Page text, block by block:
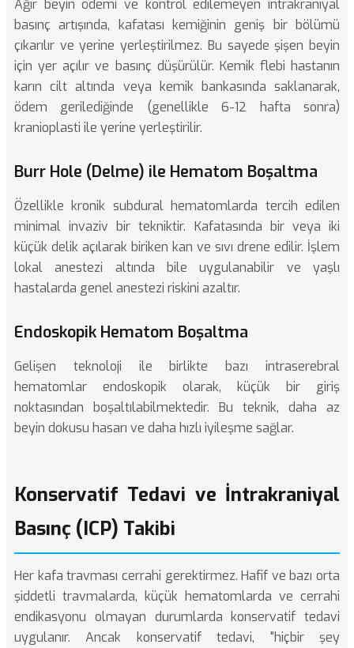
Ağır beyin ödemi ve kontrol edilemeyen intrakraniyal
basınç artışında, kafatası kemiğinin geniş bir bölümü
çıkarılır ve yerine yerleştirilmez. Bu sayede şişen beyin
için yer açılır ve basınç düşürülür. Kemik flebi hastanın
karın cilt altında veya kemik bankasında saklanarak,
ödem gerilediğinde (genellikle 6-12 hafta sonra)
kranioplasti ile yerine yerleştirilir.
Burr Hole (Delme) ile Hematom Boşaltma
Özellikle kronik subdural hematomlarda tercih edilen
minimal invaziv bir tekniktir. Kafatasında bir veya iki
küçük delik açılarak biriken kan ve sıvı drene edilir. İşlem
lokal anestezi altında bile uygulanabilir ve yaşlı
hastalarda genel anestezi riskini azaltır.
Endoskopik Hematom Boşaltma
Gelişen teknoloji ile birlikte bazı intraserebral
hematomlar endoskopik olarak, küçük bir giriş
noktasından boşaltılabilmektedir. Bu teknik, daha az
beyin dokusu hasarı ve daha hızlı iyileşme sağlar.
Konservatif Tedavi ve İntrakraniyal
Basınç (ICP) Takibi
Her kafa travması cerrahi gerektirmez. Hafif ve bazı orta
şiddetli travmalarda, küçük hematomlarda ve cerrahi
endikasyonu olmayan durumlarda konservatif tedavi
uygulanır. Ancak konservatif tedavi, "hiçbir şey